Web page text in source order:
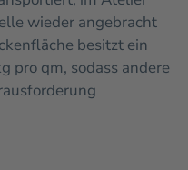
wieder angebracht
besitzt ein
pro qm, sodass andere